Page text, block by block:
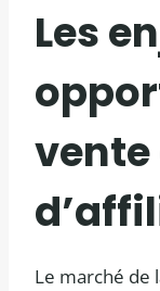
Les
vente
Le marché de